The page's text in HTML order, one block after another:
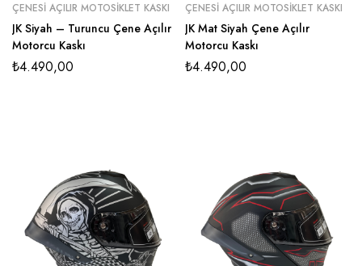
ÇENESI AÇILIR MOTOSIKLET KASKI
JK Siyah – Turuncu Çene Açılır
Motorcu Kaskı
₺4.490,00
ÇENESI AÇILIR MOTOSIKLET KASKI
JK Mat Siyah Çene Açılır
Motorcu Kaskı
₺4.490,00